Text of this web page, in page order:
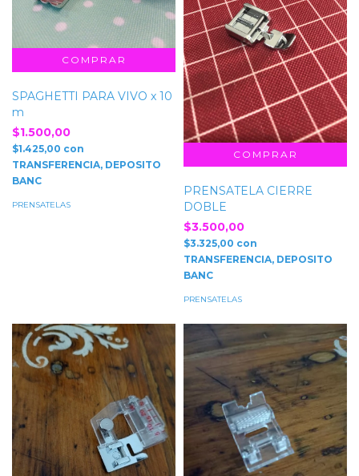
SPAGHETTI PARA VIVO x 10
m
$1.500,00
$1.425,00 con
TRANSFERENCIA, DEPOSITO
BANC
PRENSATELAS
PRENSATELA CIERRE
DOBLE
$3.500,00
$3.325,00 con
TRANSFERENCIA, DEPOSITO
BANC
PRENSATELAS